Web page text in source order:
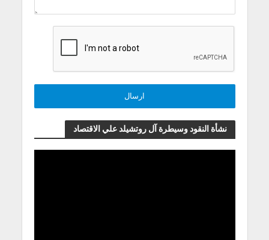
نشأة النقود وسيطرة آل روتشيلد علي الاقتصاد